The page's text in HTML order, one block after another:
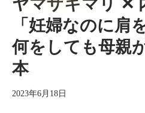
ヤマザキマリ ✕
「妊婦なのに肩
何をしても母親
本
2023年6月18日